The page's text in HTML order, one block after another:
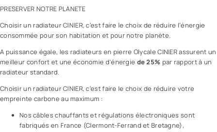
PRESERVER NOTRE PLANETE
Choisir un radiateur CINIER, c’est faire le choix de réduire l’énergie
consommée pour son habitation et pour notre planète.
A puissance égale, les radiateurs en pierre Olycale CINIER assurent un
meilleur confort et une économie d’énergie de 25% par rapport à un
radiateur standard.
Choisir un radiateur CINIER, c’est faire le choix de réduire votre
empreinte carbone au maximum :
Nos câbles chauffants et régulations électroniques sont
fabriqués en France (Clermont-Ferrand et Bretagne),